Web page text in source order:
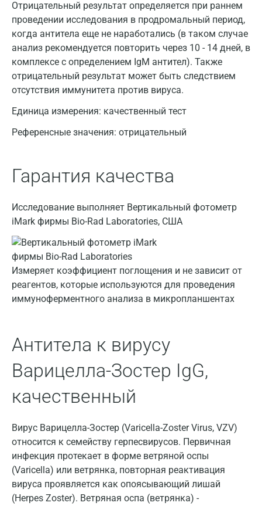
Отрицательный результат определяется при раннем
проведении исследования в продромальный период,
когда антитела еще не наработались (в таком случае
анализ рекомендуется повторить через 10 - 14 дней, в
комплексе с определением IgM антител). Также
отрицательный результат может быть следствием
отсутствия иммунитета против вируса.
Единица измерения: качественный тест
Референсные значения: отрицательный
Гарантия качества
Исследование выполняет Вертикальный фотометр
iMark фирмы Bio-Rad Laboratories, США
Измеряет коэффициент поглощения и не зависит от
реагентов, которые используются для проведения
иммуноферментного анализа в микропланшентах
Антитела к вирусу
Варицелла-Зостер IgG,
качественный
Вирус Варицелла-Зостер (Varicella-Zoster Virus, VZV)
относится к семейству герпесвирусов. Первичная
инфекция протекает в форме ветряной оспы
(Varicella) или ветрянка, повторная реактивация
вируса проявляется как опоясывающий лишай
(Herpes Zoster). Ветряная оспа (ветрянка) -
Москва
Санкт-Петербург
Нижний Новгород
Казань
Альметьевск
Апрелевка
Астрахань
Барнаул
Брянск
Великий Новгород
Видное
Волгоград
Всеволожск
Гатчина
Геленджик
Голубое